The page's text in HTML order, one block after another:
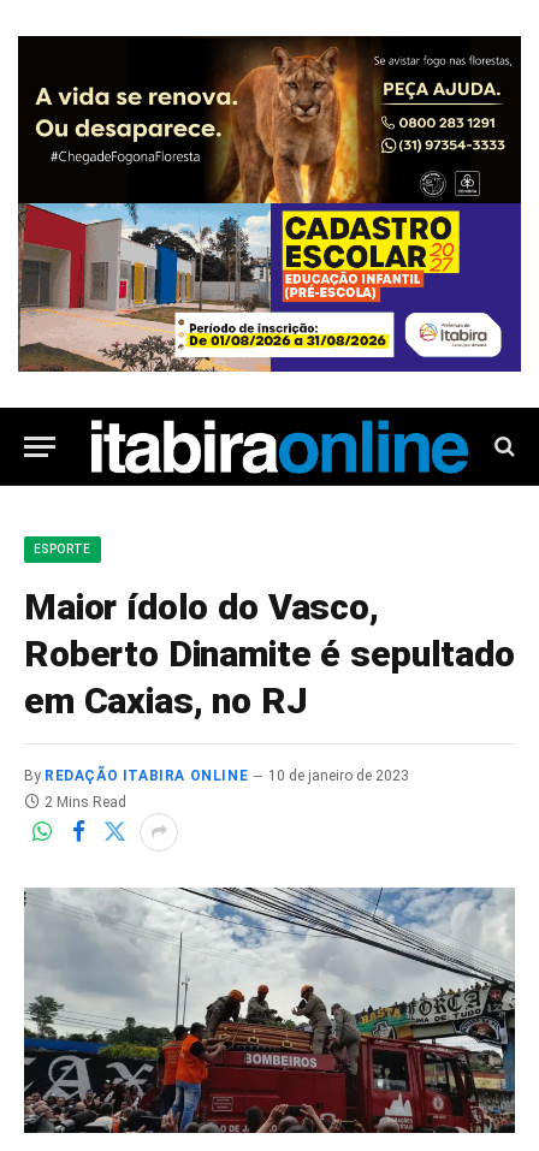
ESPORTE
Maior ídolo do Vasco,
Roberto Dinamite é sepultado
em Caxias, no RJ
By REDAÇÃO ITABIRA ONLINE
10 de janeiro de 2023
2 Mins Read